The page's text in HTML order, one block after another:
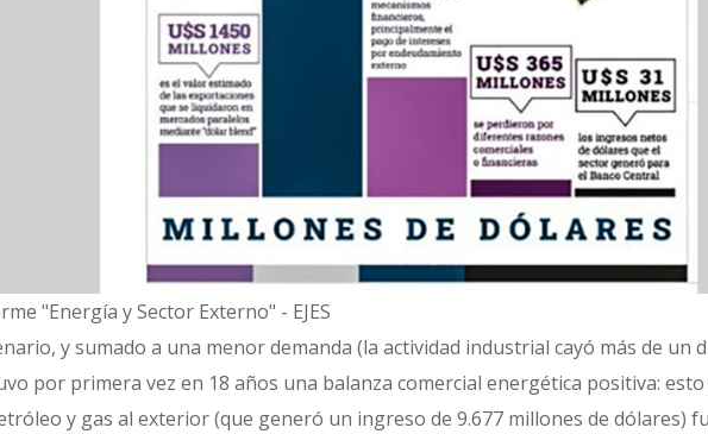
"Energía y Sector Externo" - EJES
y sumado a una menor demanda (la actividad industrial cayó más de un
por primera vez en 18 años una balanza comercial energética positiva:
y gas al exterior (que generó un ingreso de 9.677 millones de dólares)